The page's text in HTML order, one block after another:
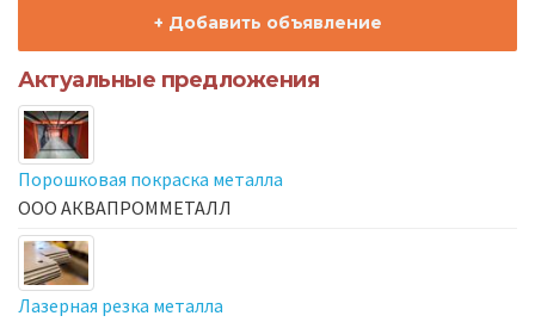
+ Добавить объявление
Актуальные предложения
Порошковая покраска металла
ООО АКВАПРОММЕТАЛЛ
Лазерная резка металла